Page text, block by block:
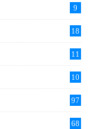
9
18
11
10
97
68